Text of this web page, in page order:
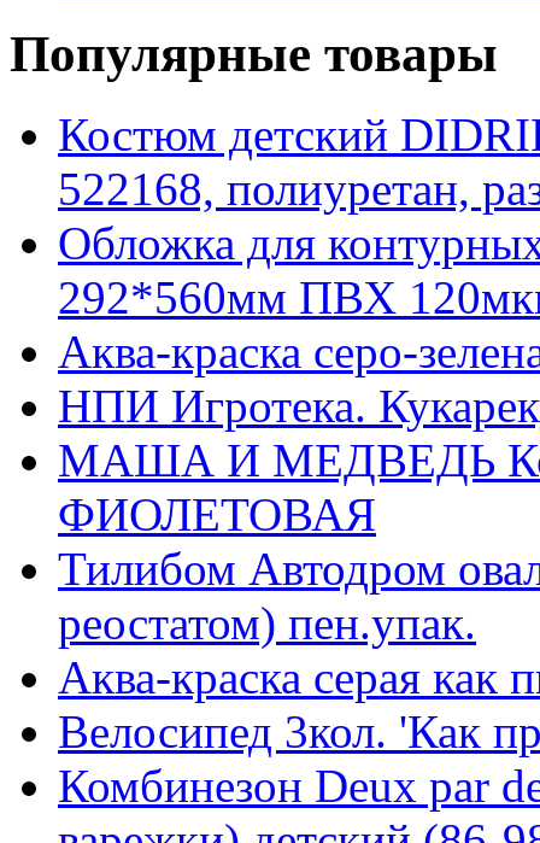
Популярные товары
Костюм детский
522168, полиуретан,
Обложка для
292*560мм ПВХ
Аква-краска серо-
НПИ Игротека.
МАША И МЕДВЕДЬ
ФИОЛЕТОВАЯ
Тилибом Автодром
реостатом) пен.упак.
Аква-краска серая как
Велосипед 3кол. 'Как
Комбинезон Deux par